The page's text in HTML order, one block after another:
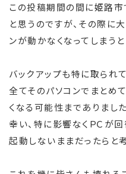
この投稿期間の間に姫路
と思うのですが、その際に
ンが動かなくなってしまう
バックアップも特に取られ
全てそのパソコンでまとめ
くなる可能性までありました
幸い、特に影響なくＰＣが
起動しないままだったらと